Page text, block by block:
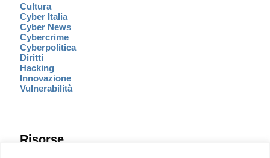
Cultura
Cyber Italia
Cyber News
Cybercrime
Cyberpolitica
Diritti
Hacking
Innovazione
Vulnerabilità
Risorse